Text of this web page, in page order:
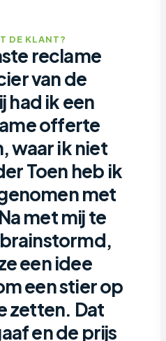
DE KLANT?
reclame
van de
had ik een
offerte
waar ik niet
Toen heb ik
met
met mij te
een idee
een stier op
zetten. Dat
en de prijs